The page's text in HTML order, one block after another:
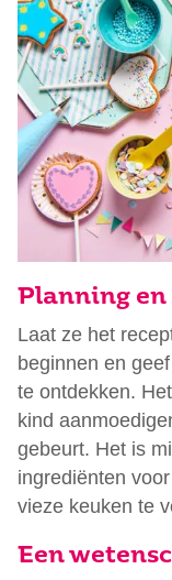
Planning
Laat ze het
beginnen en
te ontdekken.
kind
gebeurt. Het is
ingrediënten
vieze keuken te
Een